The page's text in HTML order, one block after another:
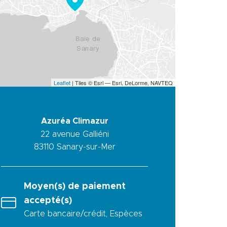
Leaflet | Tiles © Esri — Esri, DeLorme, NAVTEQ
Azuréa Climazur
22 avenue Galliéni
83110 Sanary-sur-Mer
Moyen(s) de paiement
accepté(s)
Carte bancaire/crédit, Espèces